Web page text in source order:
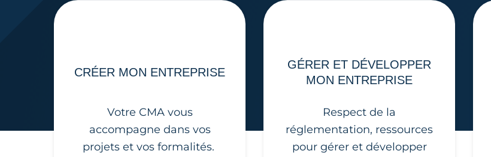
CRÉER MON ENTREPRISE
Votre CMA vous
accompagne dans vos
projets et vos formalités.
GÉRER ET DÉVELOPPER
MON ENTREPRISE
Respect de la
réglementation, ressources
pour gérer et développer